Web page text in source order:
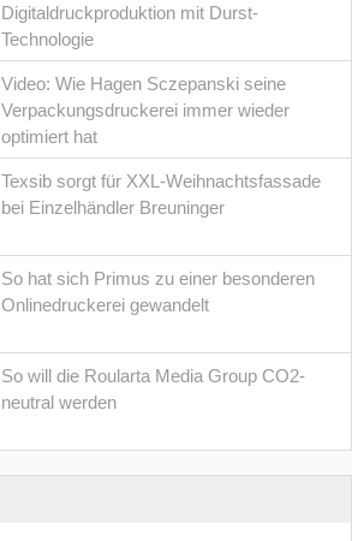
Digitaldruckproduktion mit Durst-
Technologie
Video: Wie Hagen Sczepanski seine
Verpackungsdruckerei immer wieder
optimiert hat
Texsib sorgt für XXL-Weihnachtsfassade
bei Einzelhändler Breuninger
So hat sich Primus zu einer besonderen
Onlinedruckerei gewandelt
So will die Roularta Media Group CO2-
neutral werden